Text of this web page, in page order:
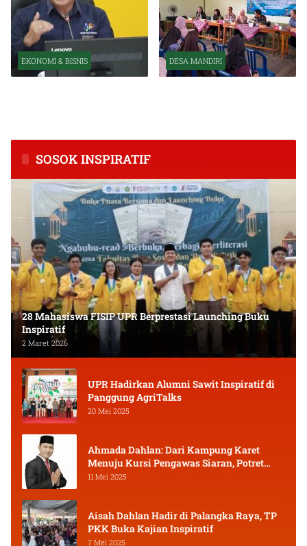
EKONOMI & BISNIS DESA MANDIRI
SOSOK INSPIRATIF
28 Mahasiswa FISIP UPR Berprestasi Launching Buku
Inspiratif
2 Maret 2026
UPR Hadirkan Alumni Sawit Inspiratif di
Panggung AgriTalks
20 Mei 2025
Ahmada Dahlan: Dari Kampung Karet
Menuju Kursi Pengawas Siaran, Potret
Pejuang Muda Kalimantan Tengah
11 Mei 2025
Aisah Dahlan Hadir di Palangka Raya, TP
PKK Buka Kajian Inspiratif
7 Mei 2025